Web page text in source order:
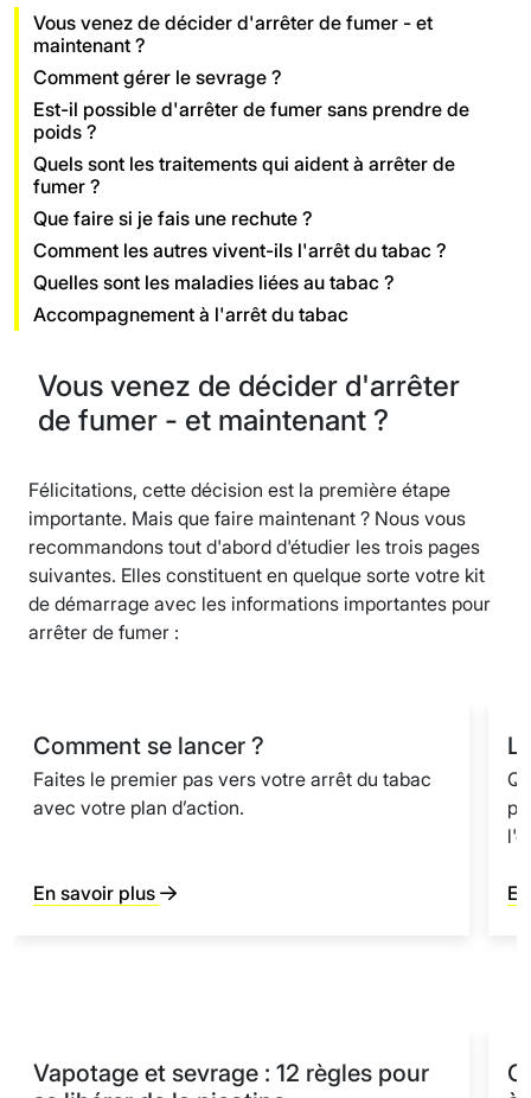
Vous venez de décider d'arrêter de fumer - et
maintenant ?
Comment gérer le sevrage ?
Est-il possible d'arrêter de fumer sans prendre de
poids ?
Quels sont les traitements qui aident à arrêter de
fumer ?
Que faire si je fais une rechute ?
Comment les autres vivent-ils l'arrêt du tabac ?
Quelles sont les maladies liées au tabac ?
Accompagnement à l'arrêt du tabac
Vous venez de décider d'arrêter
de fumer - et maintenant ?
Félicitations, cette décision est la première étape
importante. Mais que faire maintenant ? Nous vous
recommandons tout d'abord d'étudier les trois pages
suivantes. Elles constituent en quelque sorte votre kit
de démarrage avec les informations importantes pour
arrêter de fumer :
Comment se lancer ?
Faites le premier pas vers votre arrêt du tabac
avec votre plan d’action.
En savoir plus
Vapotage et sevrage : 12 règles pour